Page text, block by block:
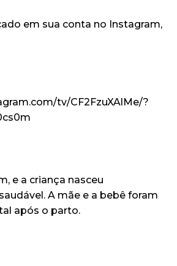
em sua conta no Instagram,
tv/CF2FzuXAlMe/?
e a criança nasceu
A mãe e a bebê foram
após o parto.